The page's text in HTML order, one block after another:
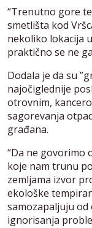
“Trenutno gore
smetlišta kod
nekoliko lokacija
praktično se ne
Dodala je da su
najočiglednije
otrovnim,
sagorevanja
građana.
“Da ne govorimo
koje nam trunu
zemljama izvor
ekološke
samozapaljuju
ignorisanja